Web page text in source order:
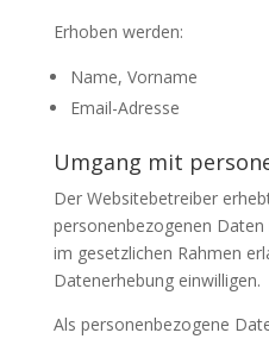
Erhoben werden:
Name, Vorname
Email-Adresse
Umgang mit
Der Websitebetreiber
personenbezogenen
im gesetzlichen Rahmen
Datenerhebung einwilligen.
Als personenbezogene